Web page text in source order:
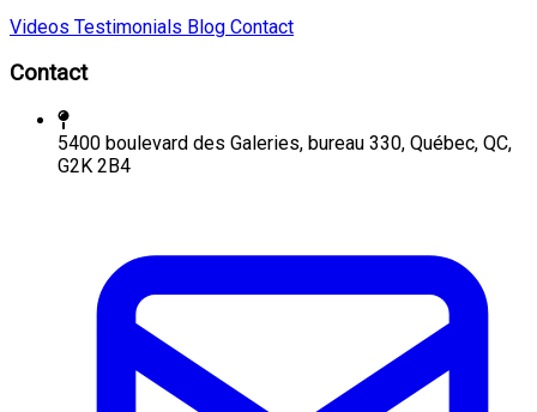
Videos Testimonials Blog Contact
Contact
5400 boulevard des Galeries, bureau 330, Québec, QC,
G2K 2B4